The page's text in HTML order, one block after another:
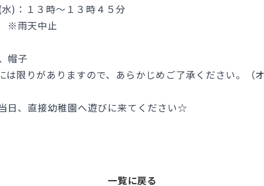
時～１３時４５分
※雨天中止
帽子
は限りがありますので、あらかじめご了承ください。
日、直接幼稚園へ遊びに来てください☆
一覧に戻る